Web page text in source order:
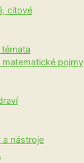
citové
matematické pojmy
a nástroje